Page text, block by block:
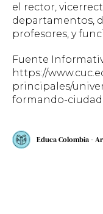
el rector,
departamentos,
profesores, y
Fuente
https://
principales/
formando-
Educa Colombia -